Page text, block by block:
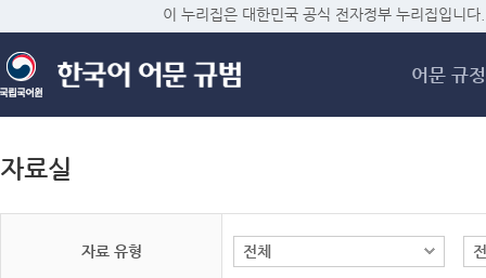
메
이 누리집은 대한민국 공식 전자정부 누리집입니다.
어문 규정
자료실
자료 유형